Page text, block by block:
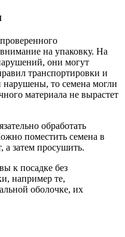
на упаковку. На
они могут
транспортировки и
то семена могли
материала не вырастет
обработать
поместить семена в
а затем просушить.
к посадке без
например те,
оболочке, их